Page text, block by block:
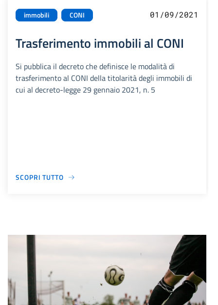
immobili CONI 01/09/2021
Trasferimento immobili al CONI
Si pubblica il decreto che definisce le modalità di
trasferimento al CONI della titolarità degli immobili di
cui al decreto-legge 29 gennaio 2021, n. 5
SCOPRI TUTTO